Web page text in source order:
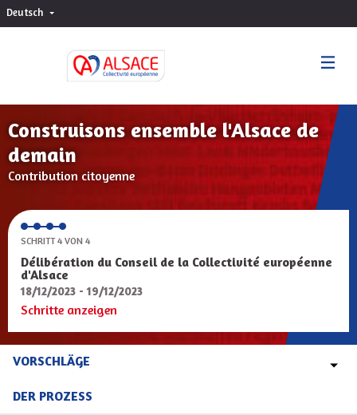
Deutsch Choisir la langue
Construisons ensemble l'Alsace de
demain
Contribution citoyenne
SCHRITT 4 VON 4
Délibération du Conseil de la Collectivité européenne
d'Alsace
18/12/2023 - 19/12/2023
Schritte anzeigen
VORSCHLÄGE
DER PROZESS